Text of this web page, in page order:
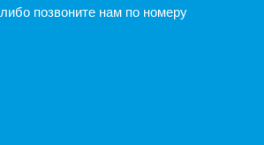
либо позвоните нам по номеру